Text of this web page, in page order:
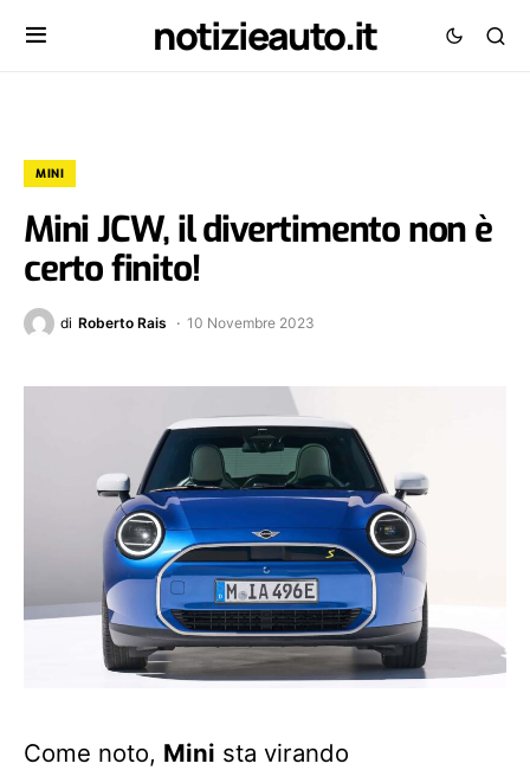
notizieauto.it
MINI
Mini JCW, il divertimento non è
certo finito!
di Roberto Rais 10 Novembre 2023
Come noto, Mini sta virando